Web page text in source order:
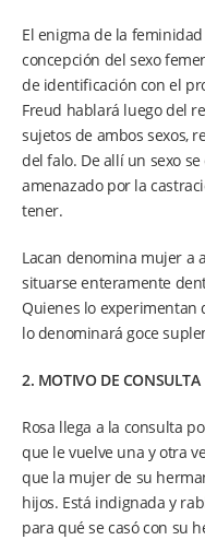
El enigma de la
concepción del sexo
de identificación con el
Freud hablará luego del
sujetos de ambos sexos,
del falo. De allí un sexo
amenazado por la
tener.
Lacan denomina mujer a
situarse enteramente
Quienes lo experimentan
lo denominará goce
2. MOTIVO DE CONSULTA
Rosa llega a la consulta
que le vuelve una y otra
que la mujer de su
hijos. Está indignada y
para qué se casó con su